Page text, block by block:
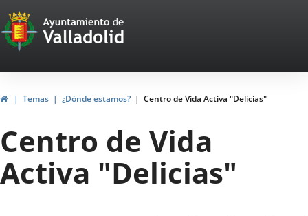
Portal
Web
del
Ayuntamiento
de
Valladolid
InicioTemas ¿Dónde estamos? Centro de Vida Activa "Delicias"
Centro de Vida
Activa "Delicias"